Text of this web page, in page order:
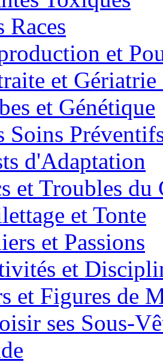
Races
et
et
et Génétique
Soins
d'Adaptation
et Troubles du
et Tonte
et Passions
et
et Figures de
ses Sous-